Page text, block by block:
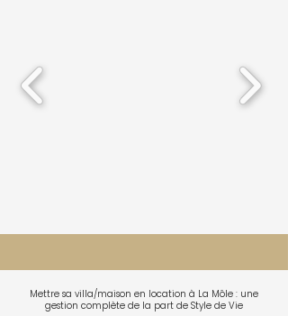
Mettre sa villa/maison en location à La Môle : une
gestion complète de la part de Style de Vie